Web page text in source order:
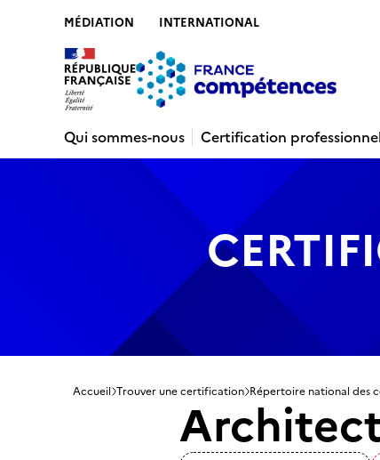
MÉDIATION INTERNATIONAL
Qui sommes-nous
Certification
Accueil Trouver une certification Répertoire national des